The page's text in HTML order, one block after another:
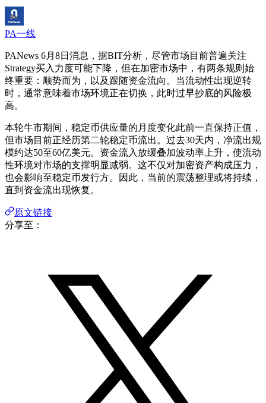
PA一线
PANews 6月8日消息，据BIT分析，尽管市场目前普遍关注
Strategy买入力度可能下降，但在加密市场中，有两条规则始
终重要：顺势而为，以及跟随资金流向。当流动性出现逆转
时，通常意味着市场环境正在切换，此时过早抄底的风险极
高。
本轮牛市期间，稳定币供应量的月度变化此前一直保持正值，
但市场目前正经历第二轮稳定币流出。过去30天内，净流出规
模约达50至60亿美元。资金流入放缓叠加波动率上升，使流动
性环境对市场的支撑明显减弱。这不仅对加密资产构成压力，
也会影响至稳定币发行方。因此，当前的震荡整理或将持续，
直到资金流出现恢复。
原文链接
分享至：